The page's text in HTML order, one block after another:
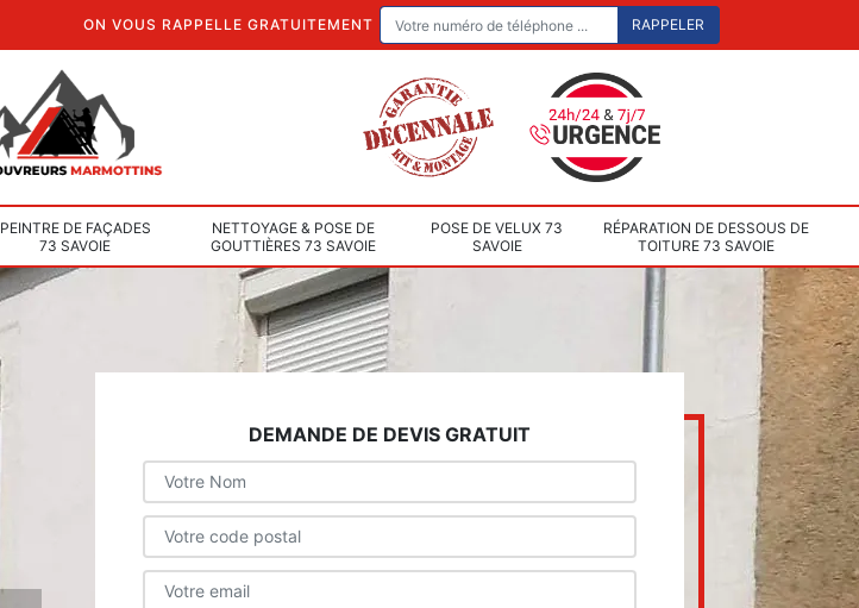
ON VOUS RAPPELLE GRATUITEMENT
PEINTRE DE FAÇADES
73 SAVOIE
NETTOYAGE & POSE DE
GOUTTIÈRES 73 SAVOIE
POSE DE VELUX 73
SAVOIE
RÉPARATION DE DESSOUS DE
TOITURE 73 SAVOIE
DEMANDE DE DEVIS GRATUIT